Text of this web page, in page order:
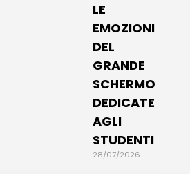
LE
EMOZIONI
DEL
GRANDE
SCHERMO
DEDICATE
AGLI
STUDENTI
28/07/2026